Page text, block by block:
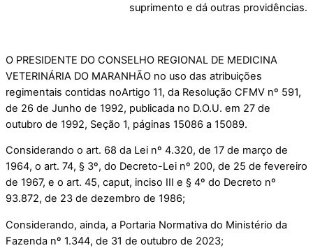
suprimento e dá outras providências.
O PRESIDENTE DO CONSELHO REGIONAL DE MEDICINA
VETERINÁRIA DO MARANHÃO no uso das atribuições
regimentais contidas noArtigo 11, da Resolução CFMV nº 591,
de 26 de Junho de 1992, publicada no D.O.U. em 27 de
outubro de 1992, Seção 1, páginas 15086 a 15089.
Considerando o art. 68 da Lei nº 4.320, de 17 de março de
1964, o art. 74, § 3º, do Decreto-Lei nº 200, de 25 de fevereiro
de 1967, e o art. 45, caput, inciso III e § 4º do Decreto nº
93.872, de 23 de dezembro de 1986;
Considerando, ainda, a Portaria Normativa do Ministério da
Fazenda nº 1.344, de 31 de outubro de 2023;